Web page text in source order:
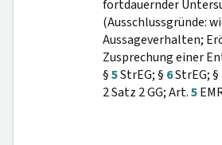
fortdauernder
(Ausschlussgründe:
Aussageverhalten;
Zusprechung einer
§5StrEG; § 6StrEG; §
2 Satz 2 GG; Art.5